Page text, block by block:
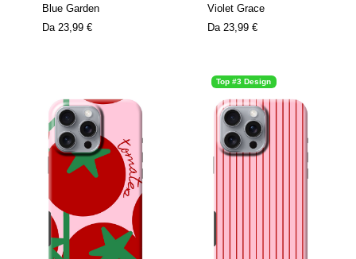
Blue Garden
Da 23,99 €
Violet Grace
Da 23,99 €
Top #3 Design